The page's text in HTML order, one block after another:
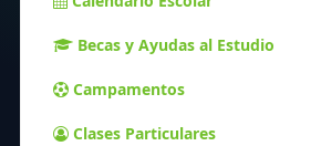
Becas y Ayudas al Estudio
Campamentos
Clases Particulares